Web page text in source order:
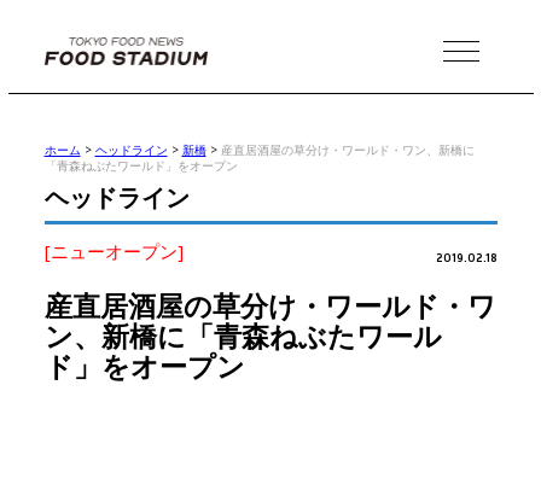
MENU
ホーム > ヘッドライン > 新橋> 産直居酒屋の草分け・ワールド・ワン、新橋に
「青森ねぶたワールド」をオープン
ヘッドライン
[ニューオープン] 2019.02.18
産直居酒屋の草分け・ワールド・ワ
ン、新橋に「青森ねぶたワール
ド」をオープン